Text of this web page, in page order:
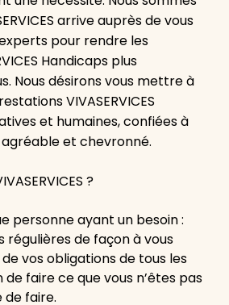
arrive auprès de vous
pour rendre les
Handicaps plus
Nous désirons vous mettre à
VIVASERVICES
et humaines, confiées à
et chevronné.
?
personne ayant un besoin :
régulières de façon à vous
vos obligations de tous les
de faire ce que vous n’êtes pas
faire.